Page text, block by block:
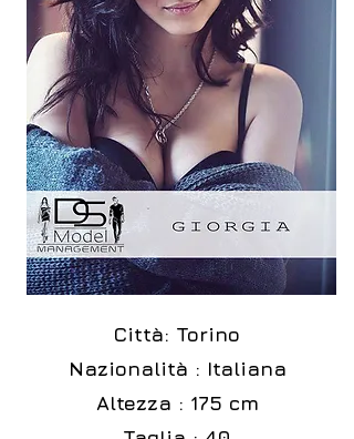
Città: Torino
Nazionalità : Italiana
Altezza : 175 cm